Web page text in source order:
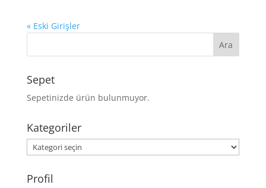
« Eski Girişler
Sepet
Sepetinizde ürün bulunmuyor.
Kategoriler
Kategoriler
Profil